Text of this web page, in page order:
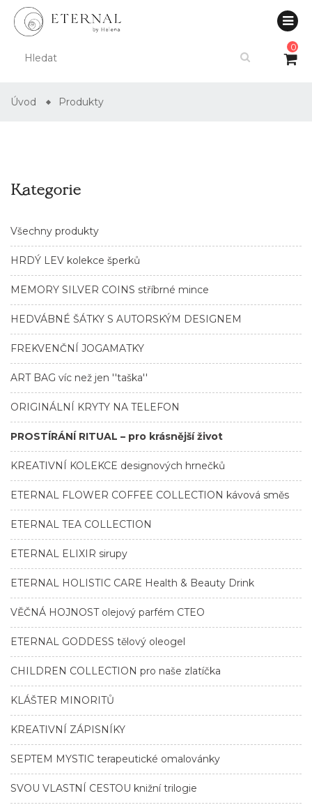
0
Úvod Produkty
Kategorie
Všechny produkty
HRDÝ LEV kolekce šperků
MEMORY SILVER COINS stříbrné mince
HEDVÁBNÉ ŠÁTKY S AUTORSKÝM DESIGNEM
FREKVENČNÍ JOGAMATKY
ART BAG víc než jen ''taška''
ORIGINÁLNÍ KRYTY NA TELEFON
PROSTÍRÁNÍ RITUAL – pro krásnější život
KREATIVNÍ KOLEKCE designových hrnečků
ETERNAL FLOWER COFFEE COLLECTION kávová směs
ETERNAL TEA COLLECTION
ETERNAL ELIXIR sirupy
ETERNAL HOLISTIC CARE Health & Beauty Drink
VĚČNÁ HOJNOST olejový parfém CTEO
ETERNAL GODDESS tělový oleogel
CHILDREN COLLECTION pro naše zlatíčka
KLÁŠTER MINORITŮ
KREATIVNÍ ZÁPISNÍKY
SEPTEM MYSTIC terapeutické omalovánky
SVOU VLASTNÍ CESTOU knižní trilogie